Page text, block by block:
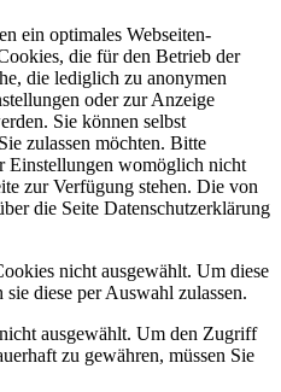
ein optimales Webseiten-
die für den Betrieb der
die lediglich zu anonymen
oder zur Anzeige
Sie können selbst
zulassen möchten. Bitte
Einstellungen womöglich nicht
zur Verfügung stehen. Die von
die Seite Datenschutzerklärung
nicht ausgewählt. Um diese
sie diese per Auswahl zulassen.
nicht ausgewählt. Um den Zugriff
zu gewähren, müssen Sie